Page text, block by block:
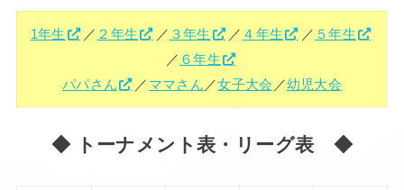
1年生 ／ ２年生 ／ ３年生 ／ ４年生 ／ ５年生
／ ６年生
パパさん
／ ママさん ／女子大会 ／幼児大会
◆ トーナメント表・リーグ表 ◆